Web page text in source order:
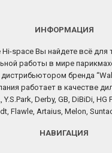
ИНФОРМАЦИЯ
Hi-space Вы найдете всё для
работы в мире
бренда
работает в качестве
Y.S.Park, Derby, GB, DiBiDi,
Flawle, Artaius, Melon,
НАВИГАЦИЯ